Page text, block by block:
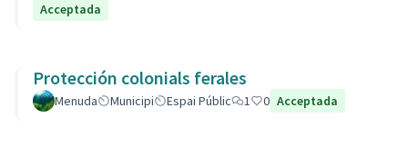
Acceptada
Protección colonials ferales
Menuda Municipi Espai Públic 1 0 Acceptada